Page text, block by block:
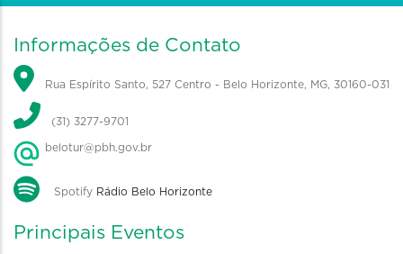
Informações de Contato
Rua Espírito Santo, 527 Centro - Belo Horizonte, MG, 30160-031
(31) 3277-9701
belotur@pbh.gov.br
Spotify Rádio Belo Horizonte
Principais Eventos